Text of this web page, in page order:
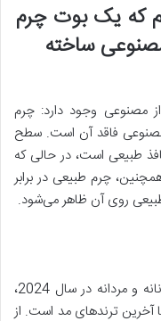
که یک بوت چرم
ساخته
وجود دارد: چرم
فاقد آن است. سطح
طبیعی است، در حالی که
چرم طبیعی در برابر
روی آن ظاهر می‌شود.
شناخت پرفروش‌ترین بوت و نیم‌بوت‌های زنانه و مردانه در سال 2024،
آخرین ترندهای مد است. از